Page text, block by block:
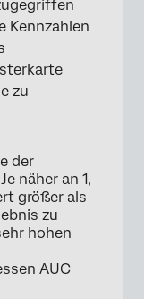
×
Kennzahlen
zu
der
näher an 1,
größer als
zu
hohen
AUC